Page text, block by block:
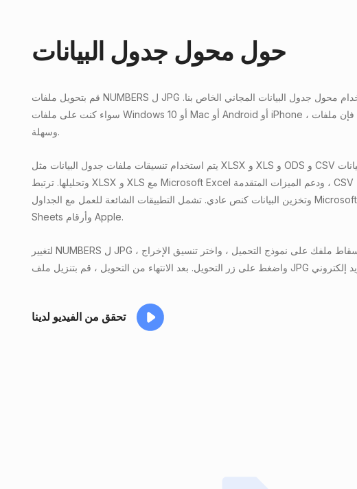
حول محول جدول البيانات
قم بتحويل ملفات NUMBERS ل JPG عبر الإنترنت باستخدام محول جدول البيانات المجاني الخاص بنا.
سواء كنت على ملفات Windows 10 أو Mac أو Android أو iPhone ، فإن ملفات NUMBERS سريعة
وسهلة.
يتم استخدام تنسيقات ملفات جدول البيانات مثل XLSX و XLS و ODS و CSV بشكل شائع لتنظيم البيانات
وتحليلها. ترتبط XLSX و XLS مع Microsoft Excel ودعم الميزات المتقدمة ، CSV هو تنسيق أبسط ،
وتخزين البيانات كنص عادي. تشمل التطبيقات الشائعة للعمل مع الجداول Microsoft Excel و Google
Sheets وأرقام Apple.
لتغيير NUMBERS ل JPG ، ما عليك سوى إسقاط ملفك على نموذج التحميل ، واختر تنسيق الإخراج
تحقق من الفيديو لدينا